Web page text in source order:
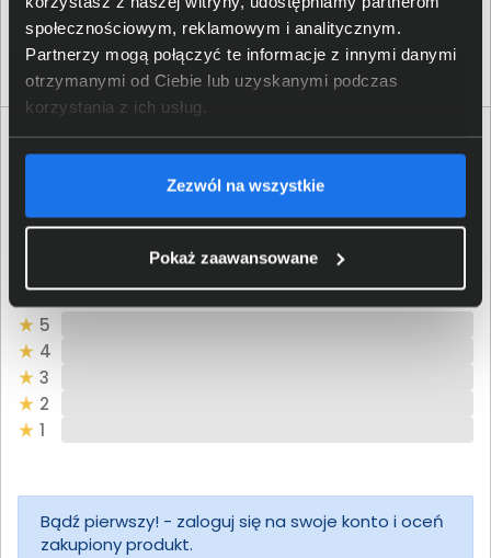
społecznościowym, reklamowym i analitycznym.
Partnerzy mogą połączyć te informacje z innymi danymi
otrzymanymi od Ciebie lub uzyskanymi podczas
korzystania z ich usług.
Zezwól na wszystkie
Pokaż zaawansowane
netto: 282,11 zł
Włóż do torby
Opinie o produkcie
Oceń produkt
0 - ilość opinii o produkcie
5
4
3
2
1
Bądź pierwszy! - zaloguj się na swoje konto i oceń
zakupiony produkt.